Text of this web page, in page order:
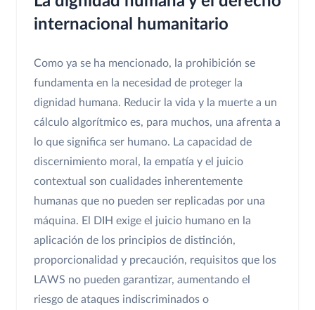
internacional humanitario
Como ya se ha mencionado, la prohibición se
fundamenta en la necesidad de proteger la
dignidad humana. Reducir la vida y la muerte a un
cálculo algorítmico es, para muchos, una afrenta a
lo que significa ser humano. La capacidad de
discernimiento moral, la empatía y el juicio
contextual son cualidades inherentemente
humanas que no pueden ser replicadas por una
máquina. El DIH exige el juicio humano en la
aplicación de los principios de distinción,
proporcionalidad y precaución, requisitos que los
LAWS no pueden garantizar, aumentando el
riesgo de ataques indiscriminados o